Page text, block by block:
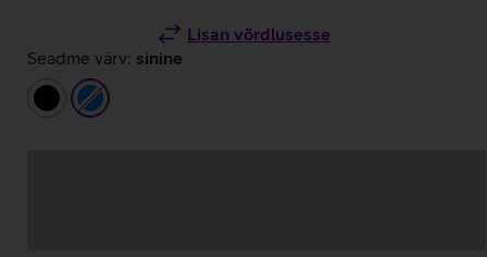
Lisan võrdlusesse
Seadme värv: sinine
mustsinine